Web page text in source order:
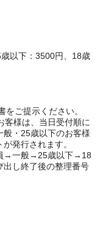
以下：3500円、18歳
をご提示ください。
客様は、当日受付順に
・25歳以下のお客様
発行されます。
→一般→25歳以下→18
出し終了後の整理番号